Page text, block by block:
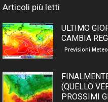
Articoli più letti
ULTIMO
CAMBIA
Previsioni Meteo
(QUELLO
PROSSIMI